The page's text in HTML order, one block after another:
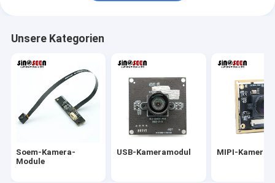
Doppellinsen-Kamera-Modul
Gesichtserkennungs-Kamera-Modul
1MP Camera Module
Unsere Kategorien
Soem-Kamera-
Module
USB-Kameramodul MIPI-